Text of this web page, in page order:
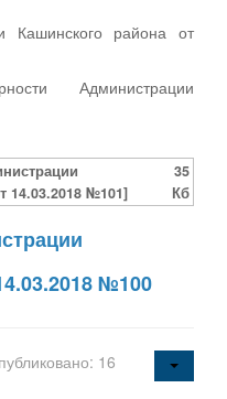
Кашинского района от
Администрации
14.03.2018 №101]
35
Кб
№100
16